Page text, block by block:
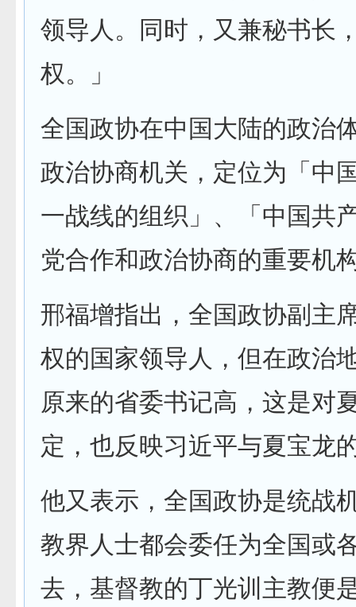
领导人。同时，又兼秘书长
权。」
全国政协在中国大陆的政治
政治协商机关，定位为「中
一战线的组织」、「中国共
党合作和政治协商的重要机
邢福增指出，全国政协副主
权的国家领导人，但在政治
原来的省委书记高，这是对
定，也反映习近平与夏宝龙
他又表示，全国政协是统战
教界人士都会委任为全国或
去，基督教的丁光训主教便